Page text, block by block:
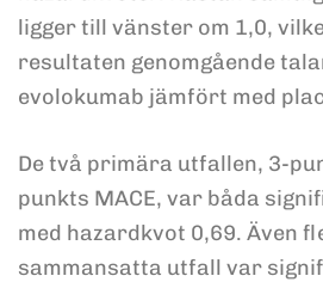
ligger till vänster om 1,0,
resultaten genomgående
evolokumab jämfört med
De två primära utfallen, 3-
punkts MACE, var båda
med hazardkvot 0,69. Även
sammansatta utfall var